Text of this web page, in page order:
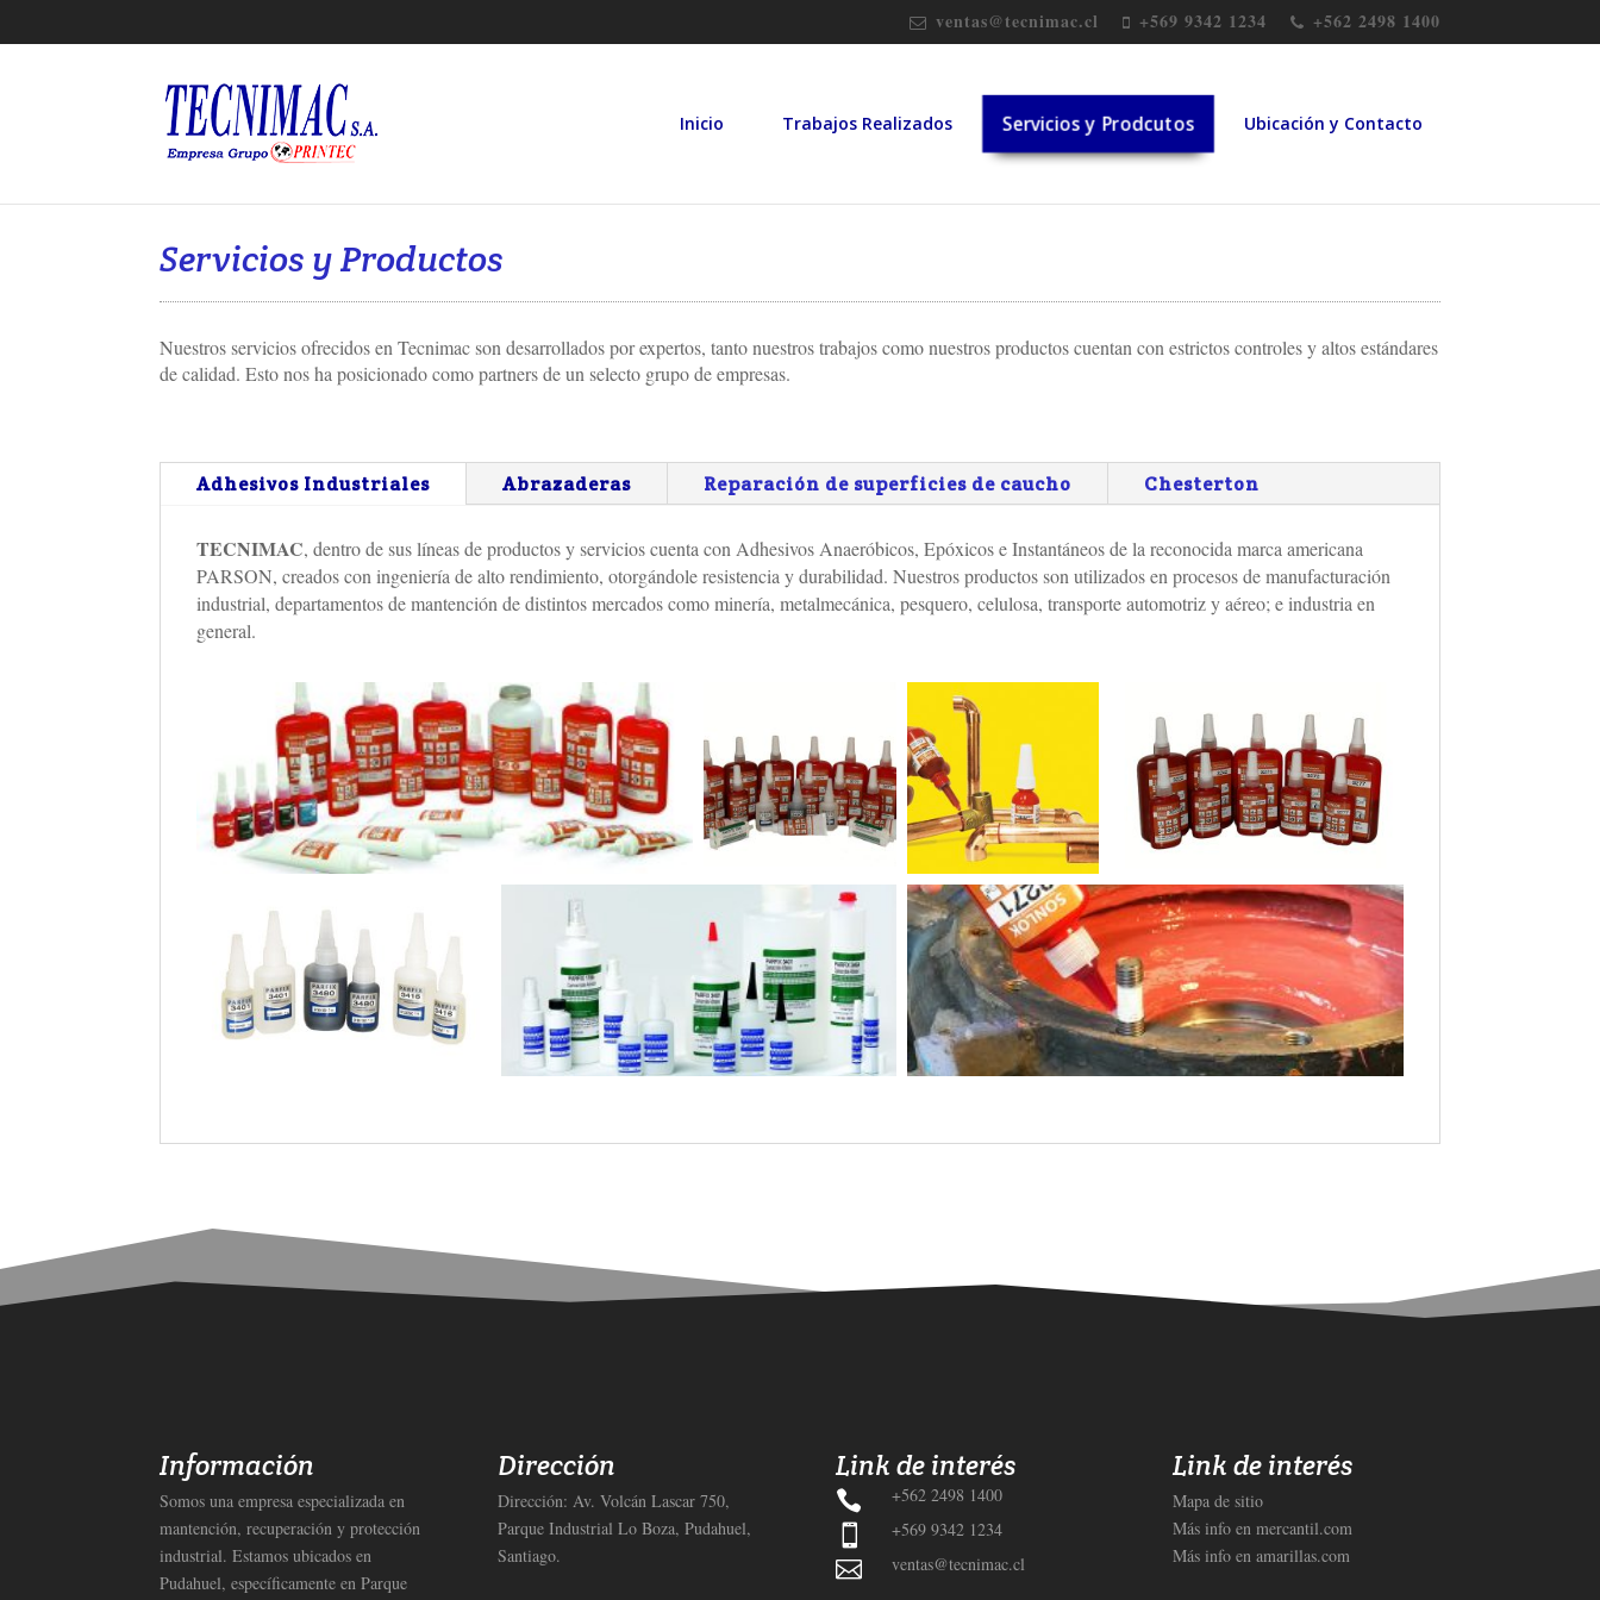
ventas@tecnimac.cl +569 9342 1234 +562 2498 1400
Inicio Trabajos Realizados Servicios y Prodcutos Ubicación y Contacto
Servicios y Productos
Nuestros servicios ofrecidos en Tecnimac son desarrollados por expertos, tanto nuestros trabajos como nuestros productos cuentan con estrictos controles y altos estándares
de calidad. Esto nos ha posicionado como partners de un selecto grupo de empresas.
Adhesivos Industriales Abrazaderas Reparación de superficies de caucho Chesterton
TECNIMAC, dentro de sus líneas de productos y servicios cuenta con Adhesivos Anaeróbicos, Epóxicos e Instantáneos de la reconocida marca americana
PARSON, creados con ingeniería de alto rendimiento, otorgándole resistencia y durabilidad. Nuestros productos son utilizados en procesos de manufacturación
industrial, departamentos de mantención de distintos mercados como minería, metalmecánica, pesquero, celulosa, transporte automotriz y aéreo; e industria en
general.
Información
Somos una empresa especializada en
mantención, recuperación y protección
industrial. Estamos ubicados en
Pudahuel, específicamente en Parque
Dirección
Dirección: Av. Volcán Lascar 750,
Parque Industrial Lo Boza, Pudahuel,
Santiago.
Link de interés
 +562 2498 1400
 +569 9342 1234
 ventas@tecnimac.cl
Link de interés
Mapa de sitio
Más info en mercantil.com
Más info en amarillas.com